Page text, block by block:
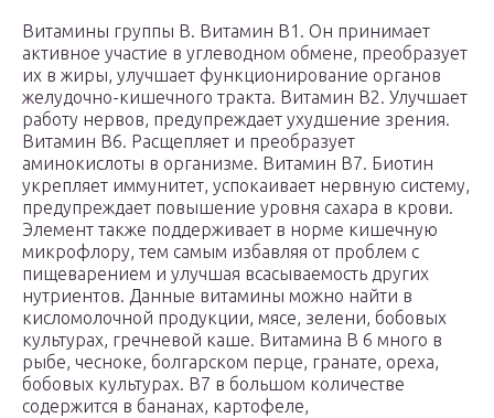
Витамины группы В. Витамин В1. Он принимает
активное участие в углеводном обмене, преобразует
их в жиры, улучшает функционирование органов
желудочно-кишечного тракта. Витамин В2. Улучшает
работу нервов, предупреждает ухудшение зрения.
Витамин В6. Расщепляет и преобразует
аминокислоты в организме. Витамин В7. Биотин
укрепляет иммунитет, успокаивает нервную систему,
предупреждает повышение уровня сахара в крови.
Элемент также поддерживает в норме кишечную
микрофлору, тем самым избавляя от проблем с
пищеварением и улучшая всасываемость других
нутриентов. Данные витамины можно найти в
кисломолочной продукции, мясе, зелени, бобовых
культурах, гречневой каше. Витамина В 6 много в
рыбе, чесноке, болгарском перце, гранате, ореха,
бобовых культурах. В7 в большом количестве
содержится в бананах, картофеле,